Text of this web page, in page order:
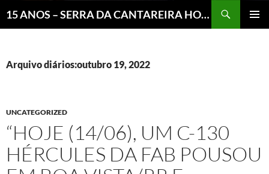
15 ANOS – SERRA DA CANTAREIRA HOJE E COTIDIANO DO BRASIL E DO MUNDO
Arquivo diários:outubro 19, 2022
UNCATEGORIZED
“HOJE (14/06), UM C-130
HÉRCULES DA FAB POUSOU